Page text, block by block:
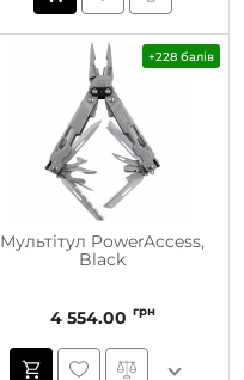
+228 балів
Мультітул PowerAccess,
Black
4 554.00 грн